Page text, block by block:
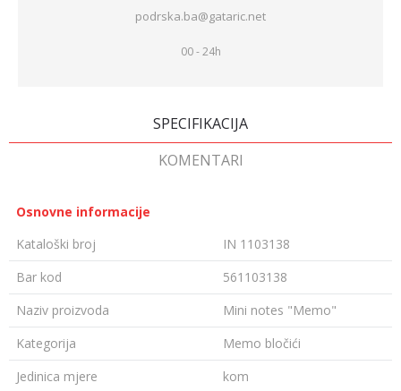
podrska.ba@gataric.net
00 - 24h
SPECIFIKACIJA
KOMENTARI
Osnovne informacije
Kataloški broj
IN 1103138
Bar kod
561103138
Naziv proizvoda
Mini notes "Memo"
Kategorija
Memo bločići
Jedinica mjere
kom